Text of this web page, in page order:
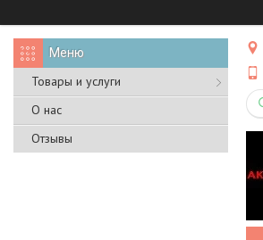
Товары и услуги
О нас
Отзывы